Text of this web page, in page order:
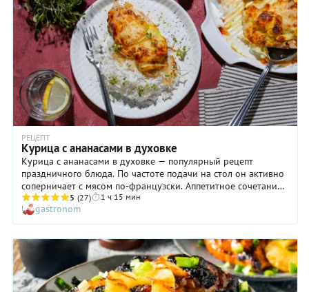
РЕЦЕПТ
Курица с ананасами в духовке
Курица с ананасами в духовке — популярный рецепт
праздничного блюда. По частоте подачи на стол он активно
соперничает с мясом по-французски. Аппетитное сочетание
нежного куриного филе со сладким вкусом ананаса и
пикантной ноткой экзотического карри, да еще и под
нежной сырной корочкой не оставит равнодушным
абсолютно никого. Да и сделать это блюдо очень легко!
Запекание в духовке существенно упрощает процесс
приготовления угощения и позволяет уделить больше
времени подготовке праздника, романтического ужина или
встречи с друзьями.
5 (27) 1 ч 15 мин
gastronom